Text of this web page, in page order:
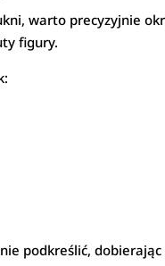
warto precyzyjnie
figury.
podkreślić,